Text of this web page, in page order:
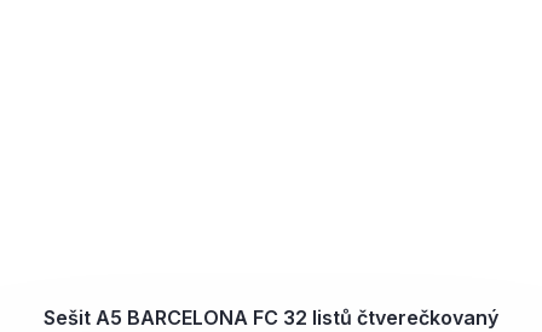
Sešit A5 BARCELONA FC 32 listů čtverečkovaný